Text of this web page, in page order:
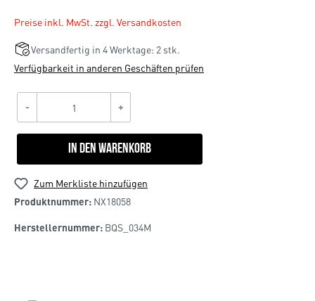
Preise inkl. MwSt. zzgl. Versandkosten
Versandfertig in 4 Werktage: 2 stk.
Verfügbarkeit in anderen Geschäften prüfen
- +
In den Warenkorb
Zum Merkliste hinzufügen
Produktnummer: NX18058
Herstellernummer: BQS_034M